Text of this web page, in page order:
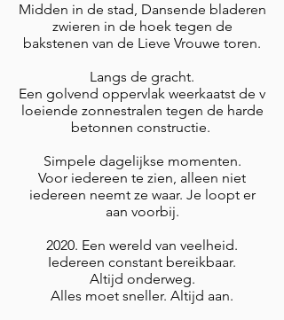
Midden in de stad, Dansende bladeren
zwieren in de hoek tegen de
bakstenen van de Lieve Vrouwe toren.
Langs de gracht.
Een golvend oppervlak weerkaatst de v
loeiende zonnestralen tegen de harde
betonnen constructie.
Simpele dagelijkse momenten.
Voor iedereen te zien, alleen niet
iedereen neemt ze waar. Je loopt er
aan voorbij.
2020. Een wereld van veelheid.
Iedereen constant bereikbaar.
Altijd onderweg.
Alles moet sneller. Altijd aan.